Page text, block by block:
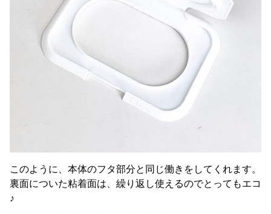
このように、本体のフタ部分と同じ働きをしてくれます。
裏面についた粘着面は、繰り返し使えるのでとってもエコ
♪